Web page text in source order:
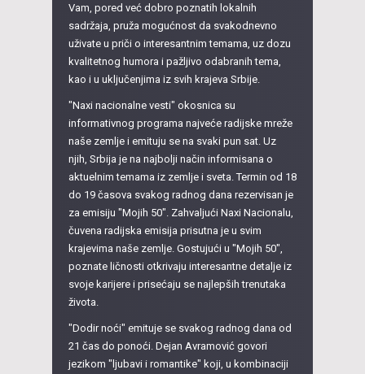
Vam, pored već dobro poznatih lokalnih
sadržaja, pruža mogućnost da svakodnevno
uživate u priči o interesantnim temama, uz dozu
kvalitetnog humora i pažljivo odabranih tema,
kao i u uključenjima iz svih krajeva Srbije.
"Naxi nacionalne vesti" okosnica su
informativnog programa najveće radijske mreže
naše zemlje i emituju se na svaki pun sat. Uz
njih, Srbija je na najbolji način informisana o
aktuelnim temama iz zemlje i sveta. Termin od 18
do 19 časova svakog radnog dana rezervisan je
za emisiju "Mojih 50". Zahvaljući Naxi Nacionalu,
čuvena radijska emisija prisutna je u svim
krajevima naše zemlje. Gostujući u "Mojih 50",
poznate ličnosti otkrivaju interesantne detalje iz
svoje karijere i prisećaju se najlepših trenutaka
života.
"Dodir noći" emituje se svakog radnog dana od
21 čas do ponoći. Dejan Avramović govori
jezikom "ljubavi i romantike" koji, u kombinaciji